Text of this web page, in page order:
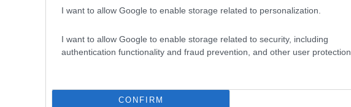
I want to allow Google to enable storage related to personalization.
I want to allow Google to enable storage related to security, including
authentication functionality and fraud prevention, and other user protection.
CONFIRM